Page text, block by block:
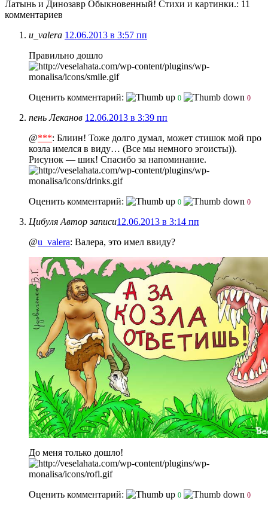
Латынь и Динозавр Обыкновенный! Стихи и картинки.: 11
комментариев
u_valera 12.06.2013 в 3:57 пп
Правильно дошло
Оценить комментарий: 0 0
пень Леканов 12.06.2013 в 3:39 пп
@***: Блиин! Тоже долго думал, может стишок мой про
козла имелся в виду… (Все мы немного эгоисты)).
Рисунок — шик! Спасибо за напоминание.
Оценить комментарий: 0 0
Цибуля Автор записи12.06.2013 в 3:14 пп
@u_valera: Валера, это имел ввиду?
До меня только дошло!
Оценить комментарий: 0 0